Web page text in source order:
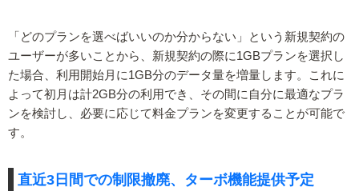
「どのプランを選べばいいのか分からない」という新規契約の
ユーザーが多いことから、新規契約の際に1GBプランを選択し
た場合、利用開始月に1GB分のデータ量を増量します。これに
よって初月は計2GB分の利用でき、その間に自分に最適なプラ
ンを検討し、必要に応じて料金プランを変更することが可能で
す。
直近3日間での制限撤廃、ターボ機能提供予定